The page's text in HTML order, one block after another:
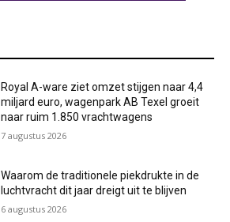
Royal A-ware ziet omzet stijgen naar 4,4
miljard euro, wagenpark AB Texel groeit
naar ruim 1.850 vrachtwagens
7 augustus 2026
Waarom de traditionele piekdrukte in de
luchtvracht dit jaar dreigt uit te blijven
6 augustus 2026